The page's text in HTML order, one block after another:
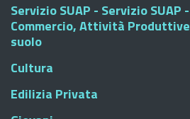
Servizio SUAP - Servizio SUAP
Commercio, Attività
suolo
Cultura
Edilizia Privata